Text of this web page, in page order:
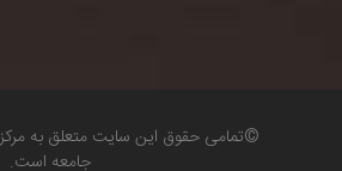
©تمامی حقوق این سایت متعلق به
جامعه است.